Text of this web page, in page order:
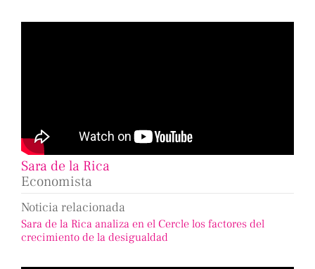
Sara de la Rica
Economista
Noticia relacionada
Sara de la Rica analiza en el Cercle los factores del
crecimiento de la desigualdad